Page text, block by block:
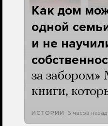
Как дом
одной
и не
за забором»
книги,
ИСТОРИИ 6 часов назад